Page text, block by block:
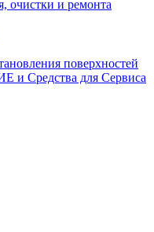
очистки и ремонта
поверхностей
и Средства для Сервиса